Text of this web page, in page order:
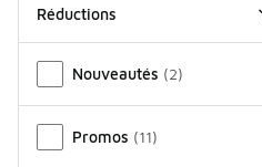
Réductions
Nouveautés (2)
Promos (11)